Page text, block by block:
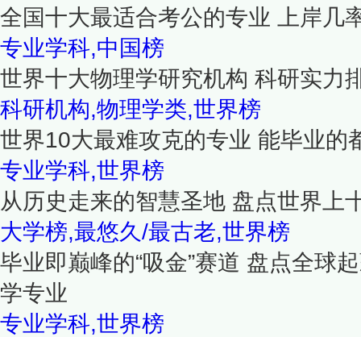
全国十大最适合考公的专业 上岸几
专业学科,中国榜
世界十大物理学研究机构 科研实力
科研机构,物理学类,世界榜
世界10大最难攻克的专业 能毕业的
专业学科,世界榜
从历史走来的智慧圣地 盘点世界上
大学榜,最悠久/最古老,世界榜
毕业即巅峰的“吸金”赛道 盘点全球
学专业
专业学科,世界榜